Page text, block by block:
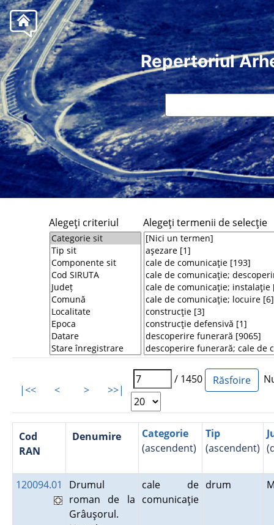
Repertoriul
Alegeţi criteriul Alegeţi termenii de selecţie
|<< < > >>|
/ 1450
Cod
RAN
Denumire
Categorie
(ascendent)
Tip
(ascendent)
120094.01
Drumul
roman de la
Grâuşorul.
cale de
comunicaţie
drum